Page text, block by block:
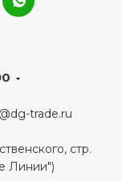
trade.ru
стр.
Линии")